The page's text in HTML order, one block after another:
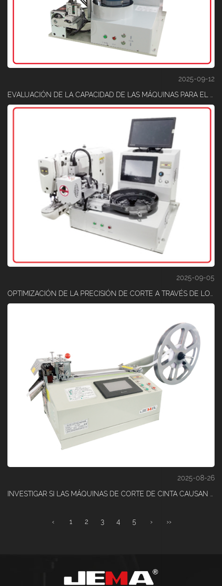
2025-09-12
EVALUACIÓN DE LA CAPACIDAD DE LAS MÁQUINAS PARA EL CORTE DE CINTA ADHESIVA
2025-09-05
2025-08-26
‹ 1 2 3 4 5 › ››